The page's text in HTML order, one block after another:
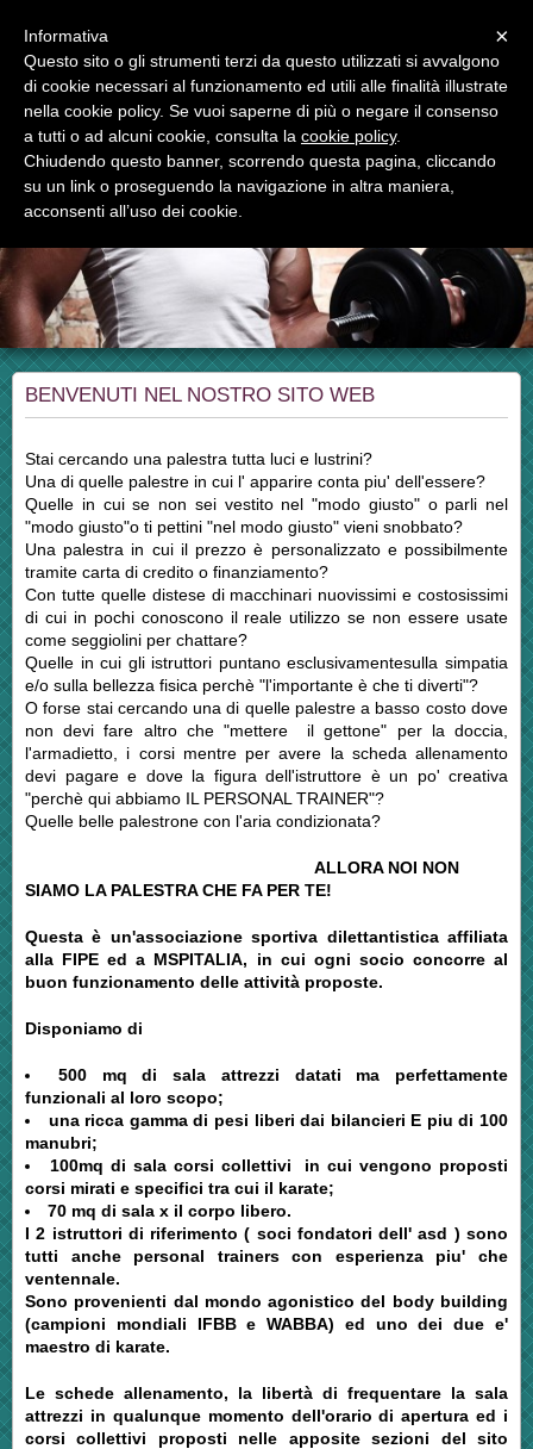
asd muscle house club
cultura fisica, fitness, preparazione indoor per tutti gli sport
BENVENUTI NEL NOSTRO SITO WEB
Stai cercando una palestra tutta luci e lustrini?
Una di quelle palestre in cui l' apparire conta piu' dell'essere?
Quelle in cui se non sei vestito nel "modo giusto" o parli nel
"modo giusto"o ti pettini "nel modo giusto" vieni snobbato?
Una palestra in cui il prezzo è personalizzato e possibilmente
tramite carta di credito o finanziamento?
Con tutte quelle distese di macchinari nuovissimi e costosissimi
di cui in pochi conoscono il reale utilizzo se non essere usate
come seggiolini per chattare?
Quelle in cui gli istruttori puntano esclusivamentesulla simpatia
e/o sulla bellezza fisica perchè "l'importante è che ti diverti"?
O forse stai cercando una di quelle palestre a basso costo dove
non devi fare altro che "mettere il gettone" per la doccia,
l'armadietto, i corsi mentre per avere la scheda allenamento
devi pagare e dove la figura dell'istruttore è un po' creativa
"perchè qui abbiamo IL PERSONAL TRAINER"?
Quelle belle palestrone con l'aria condizionata?
ALLORA NOI NON
SIAMO LA PALESTRA CHE FA PER TE!
Questa è un'associazione sportiva dilettantistica affiliata
alla FIPE ed a MSPITALIA, in cui ogni socio concorre al
buon funzionamento delle attività proposte.
Disponiamo di
500 mq di sala attrezzi datati ma perfettamente
funzionali al loro scopo;
una ricca gamma di pesi liberi dai bilancieri E piu di 100
manubri;
100mq di sala corsi collettivi in cui vengono proposti
corsi mirati e specifici tra cui il karate;
70 mq di sala x il corpo libero.
I 2 istruttori di riferimento ( soci fondatori dell' asd ) sono
tutti anche personal trainers con esperienza piu' che
ventennale.
Sono provenienti dal mondo agonistico del body building
(campioni mondiali IFBB e WABBA) ed uno dei due e'
maestro di karate.
Le schede allenamento, la libertà di frequentare la sala
attrezzi in qualunque momento dell'orario di apertura ed i
corsi collettivi proposti nelle apposite sezioni del sito
×
Informativa
Questo sito o gli strumenti terzi da questo utilizzati si avvalgono
di cookie necessari al funzionamento ed utili alle finalità illustrate
nella cookie policy. Se vuoi saperne di più o negare il consenso
a tutti o ad alcuni cookie, consulta la cookie policy.
Chiudendo questo banner, scorrendo questa pagina, cliccando
su un link o proseguendo la navigazione in altra maniera,
acconsenti all’uso dei cookie.